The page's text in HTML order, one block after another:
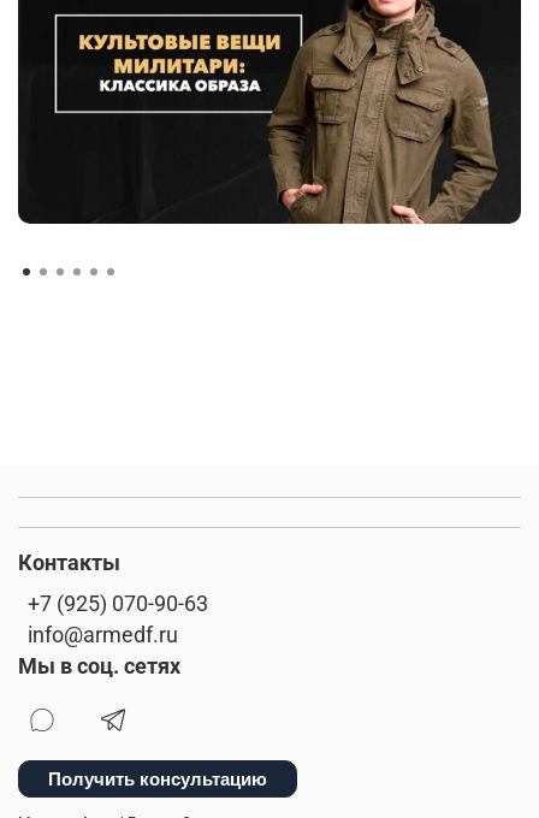
Контакты
+7 (925) 070-90-63
info@armedf.ru
Мы в соц. сетях
Получить консультацию